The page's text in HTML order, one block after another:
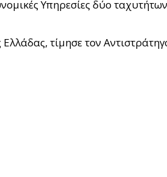
Υπηρεσίες δύο
Ελλάδας, τίμησε τον